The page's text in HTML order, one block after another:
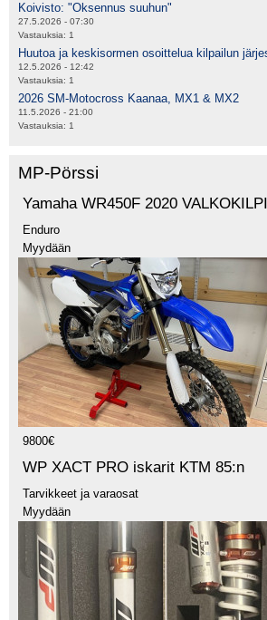
Koivisto: "Oksennus suuhun"
27.5.2026 - 07:30
Vastauksia: 1
Huutoa ja keskisormen osoittelua kilpailun
12.5.2026 - 12:42
Vastauksia: 1
2026 SM-Motocross Kaanaa, MX1 & MX2
11.5.2026 - 21:00
Vastauksia: 1
MP-Pörssi
Yamaha WR450F 2020 VALKOKILPI
Enduro
Myydään
9800€
WP XACT PRO iskarit KTM 85:n
Tarvikkeet ja varaosat
Myydään